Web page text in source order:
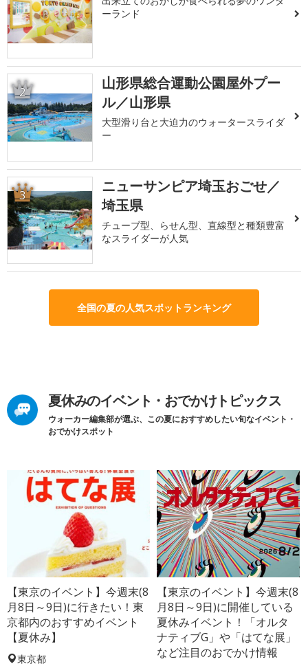
ーランド
2
山形県総合運動公園屋外プー
ル／山形県
大型滑り台と大迫力のウォータースライダ
ー
3
ニューサンピア埼玉おごせ／
埼玉県
チューブ型、らせん型、直線型と種類豊富
なスライダーが人気
全国の夏の人気スポットランキング
夏休みのイベント・おでかけトピックス
ウォーカー編集部が選ぶ、この夏におすすめしたい旬なイベント・
おでかけスポット
【東京のイベント】今週末(8
月8日～9日)に行きたい！東
京都内のおすすめイベント
【夏休み】
東京都
【東京のイベント】今週末(8
月8日～9日)に開催している
夏休みイベント！「オルタ
ナティブG」や「はてな展」
など注目のおでかけ情報